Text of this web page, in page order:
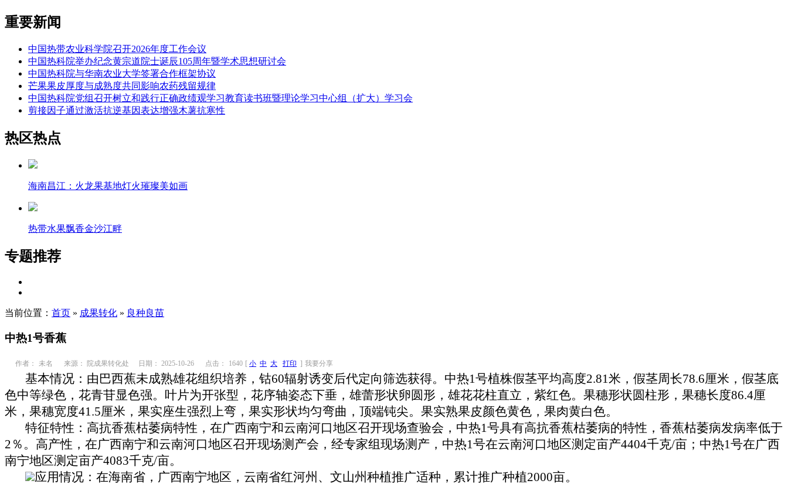
重要新闻
中国热带农业科学院召开2026年度工作会议
中国热科院举办纪念黄宗道院士诞辰105周年暨学术思想研讨会
中国热科院与华南农业大学签署合作框架协议
芒果果皮厚度与成熟度共同影响农药残留规律
中国热科院党组召开树立和践行正确政绩观学习教育读书班暨理论学习中心组（扩大）学习会
剪接因子通过激活抗逆基因表达增强木薯抗寒性
热区热点
海南昌江：火龙果基地灯火璀璨美如画
热带水果飘香金沙江畔
专题推荐
当前位置： 首页 » 成果转化 » 良种良苗
中热1号香蕉
作者： 未名 来源： 院成果转化处 日期： 2025-10-26 点击： 1640 [ 小 中 大 打印 ] 我要分享
基本情况：由巴西蕉未成熟雄花组织培养，钴60辐射诱变后代定向筛选获得。中热1号植株假茎平均高度2.81米，假茎周长78.6厘米，假茎底
色中等绿色，花青苷显色强。叶片为开张型，花序轴姿态下垂，雄蕾形状卵圆形，雄花花柱直立，紫红色。果穗形状圆柱形，果穗长度86.4厘
米，果穗宽度41.5厘米，果实座生强烈上弯，果实形状均匀弯曲，顶端钝尖。果实熟果皮颜色黄色，果肉黄白色。
特征特性：高抗香蕉枯萎病特性，在广西南宁和云南河口地区召开现场查验会，中热1号具有高抗香蕉枯萎病的特性，香蕉枯萎病发病率低于
2％。高产性，在广西南宁和云南河口地区召开现场测产会，经专家组现场测产，中热1号在云南河口地区测定亩产4404千克/亩；中热1号在广西
南宁地区测定亩产4083千克/亩。
应用情况：在海南省，广西南宁地区，云南省红河州、文山州种植推广适种，累计推广种植2000亩。